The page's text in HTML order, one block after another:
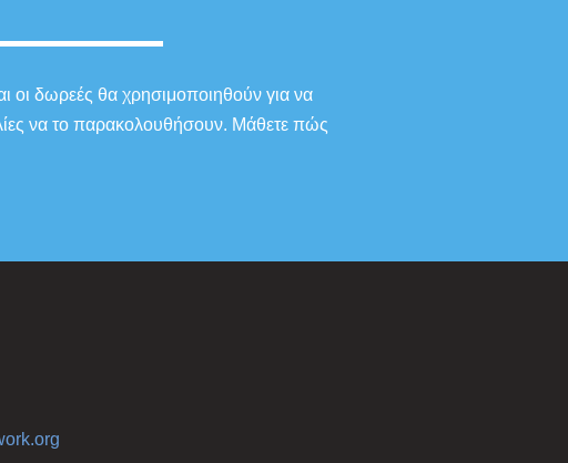
οι δωρεές θα χρησιμοποιηθούν για να
να το παρακολουθήσουν. Μάθετε πώς